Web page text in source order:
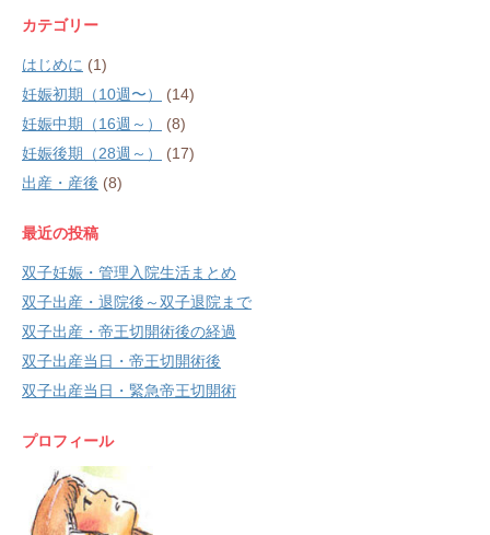
カテゴリー
はじめに (1)
妊娠初期（10週〜）
(14)
妊娠中期（16週～）
(8)
妊娠後期（28週～）
(17)
出産・産後 (8)
最近の投稿
双子妊娠・管理入院生活まとめ
双子出産・退院後～双子退院まで
双子出産・帝王切開術後の経過
双子出産当日・帝王切開術後
双子出産当日・緊急帝王切開術
プロフィール